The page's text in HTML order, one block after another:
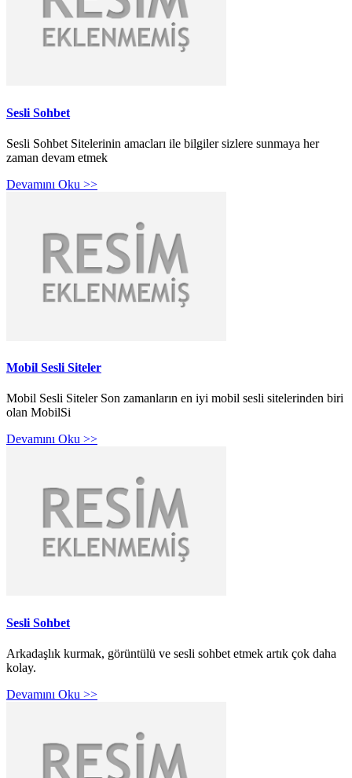
Sesli Sohbet
Sesli Sohbet Sitelerinin amacları ile bilgiler sizlere sunmaya her
zaman devam etmek
Devamını Oku >>
Mobil Sesli Siteler
Mobil Sesli Siteler Son zamanların en iyi mobil sesli sitelerinden biri
olan MobilSi
Devamını Oku >>
Sesli Sohbet
Arkadaşlık kurmak, görüntülü ve sesli sohbet etmek artık çok daha
kolay.
Devamını Oku >>